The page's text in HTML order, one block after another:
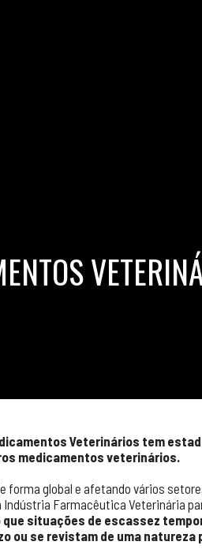
Veterinários tem
medicamentos veterinários.
forma global e afetando vários
Indústria Farmacêutica Veterinária
que situações de escassez
ou se revistam de uma natureza